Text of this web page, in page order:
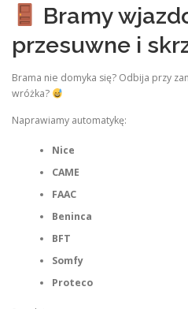
Bramy
przesuwne i
Brama nie domyka się? Odbija przy
wróżka?
Naprawiamy automatykę:
Nice
CAME
FAAC
Beninca
BFT
Somfy
Proteco